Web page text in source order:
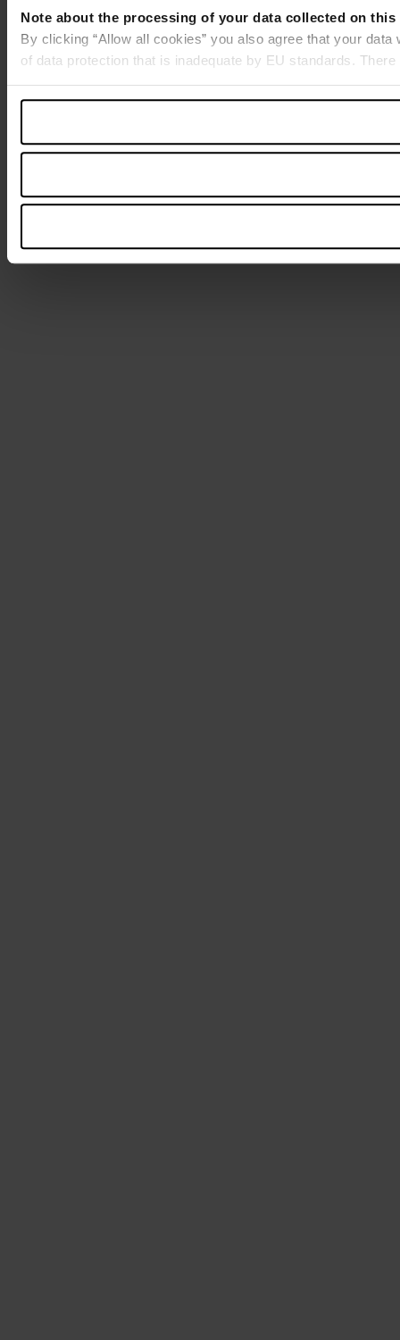
Note about the processing of your data collected on this
By clicking “Allow all cookies” you also agree that your
of data protection that is inadequate by EU standards.